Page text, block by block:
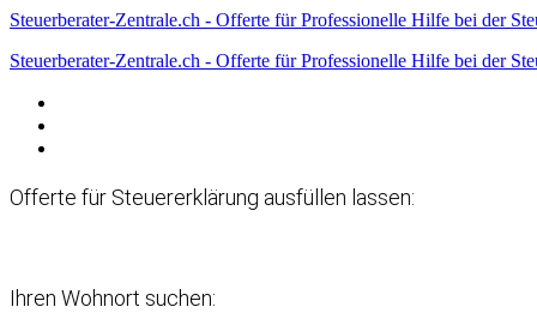
Steuerberater-Zentrale.ch - Offerte für Professionelle Hilfe bei der
Steuerberater-Zentrale.ch - Offerte für Professionelle Hilfe bei der
Offerte für Steuererklärung ausfüllen lassen:
Ihren Wohnort suchen: